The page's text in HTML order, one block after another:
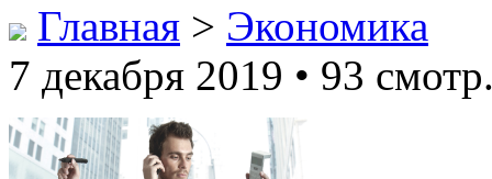
Главная > Экономика
7 декабря 2019 • 93